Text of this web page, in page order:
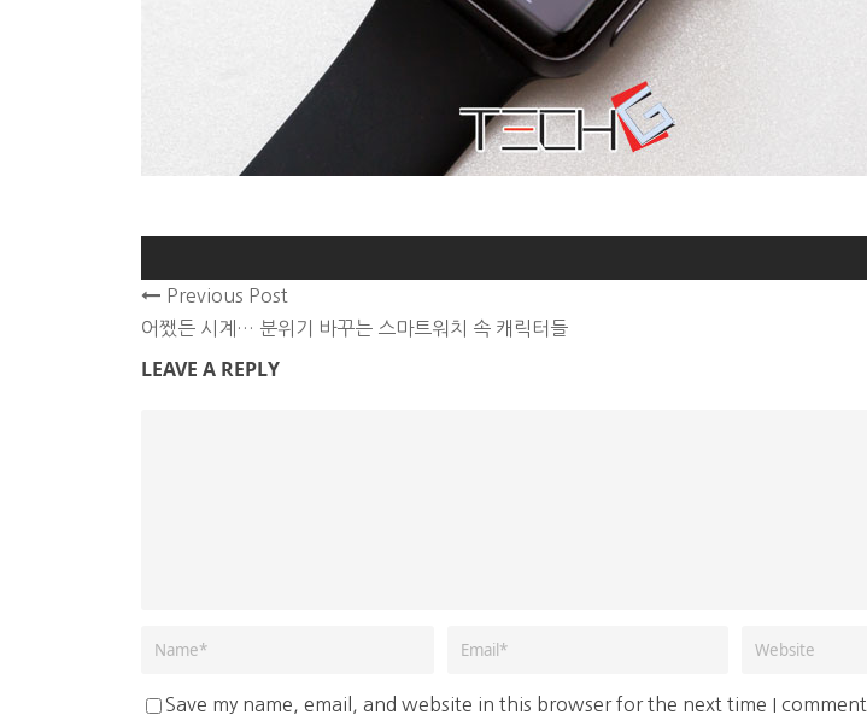
Previous Post
어쨌든 시계… 분위기 바꾸는 스마트워치 속 캐릭터들
LEAVE A REPLY
Save my name, email, and website in this browser for the next time I comment.